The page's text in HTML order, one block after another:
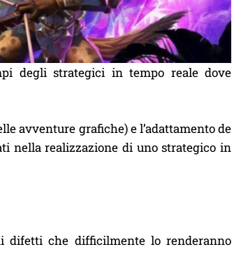
degli strategici in tempo reale dove
avventure grafiche) e l’adattamento de
nella realizzazione di uno strategico in
difetti che difficilmente lo renderanno